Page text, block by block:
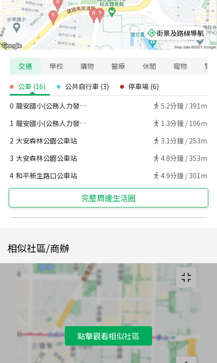
街景及路線導航
交通 學校 購物 醫療 休閒 寵物 警
公車 (16) 公共自行車 (3) 停車場 (6)
0 龍安國小(公務人力發展中心)公車站 5.2分鐘 / 391m
1 龍安國小(公務人力發展中心)公車站 1.3分鐘 / 106m
2 大安森林公園公車站 3.1分鐘 / 253m
3 大安森林公園公車站 4.8分鐘 / 353m
4 和平新生路口公車站 4.9分鐘 / 301m
完整周邊生活圈
相似社區/商辦
點擊觀看相似社區